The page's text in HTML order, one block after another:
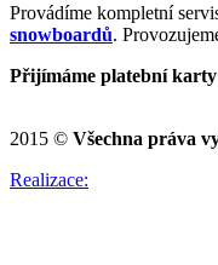
Provádíme kompletní
snowboardů.
Přijímáme platební karty
2015 © Všechna práva
Realizace: